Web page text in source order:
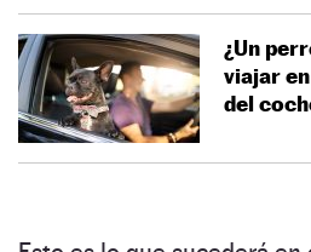
¿Un
viajar
del